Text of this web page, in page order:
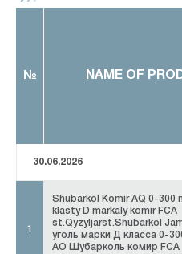
NAME OF
30.06.2026
1
Shubarkol Komir AQ 0-300
klasty D markaly komir FCA
st.Qyzyljarst.Shubarkol
уголь марки Д класса 0-
АО Шубарколь комир FCA